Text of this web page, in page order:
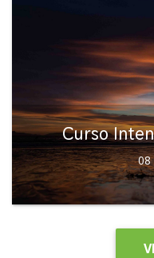
Curso
08